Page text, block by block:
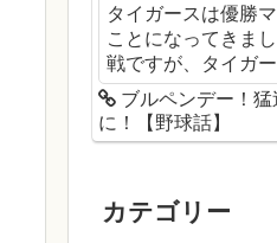
タイガースは優勝
ことになってきま
戦ですが、タイガ
ブルペンデー！
に！【野球話】
カテゴリー